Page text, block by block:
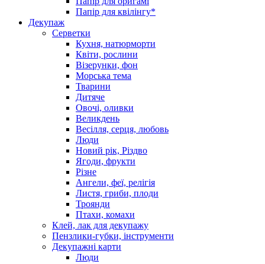
Папір для квілінгу*
Декупаж
Серветки
Кухня, натюрморти
Квіти, рослини
Візерунки, фон
Морська тема
Тварини
Дитяче
Овочі, оливки
Великдень
Весілля, серця, любовь
Люди
Новий рік, Різдво
Ягоди, фрукти
Різне
Ангели, феї, релігія
Листя, гриби, плоди
Троянди
Птахи, комахи
Клей, лак для декупажу
Пензлики-губки, інструменти
Декупажні карти
Люди